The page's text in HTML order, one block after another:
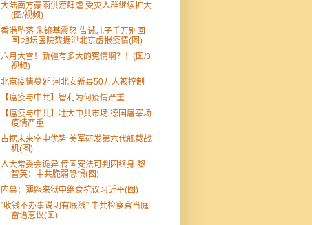
大陆南方豪雨洪涝肆虐 受灾人群继续扩大
(图/视频)
香港坠落 朱镕基震怒 告诫儿子千万别回
国 地坛医院数据泄北京虚报疫情(图)
六月大雪！新疆有多大的冤情啊？！(图/3
视频)
北京疫情蔓延 河北安新县50万人被控制
【瘟疫与中共】智利为何疫情严重
【瘟疫与中共】壮大中共市场 德国屠宰场
疫情严重
占据未来空中优势 美军研发第六代舰载战
机(图)
人大常委会诡异 传国安法可判囚终身 黎
智英：中共脆弱恐惧(图)
内幕：薄熙来狱中绝食抗议习近平(图)
“收钱不办事说明有底线” 中共检察官当庭
雷语惹议(图)